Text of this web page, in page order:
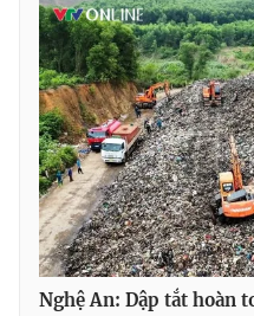
Nghệ An: Dập tắt hoàn